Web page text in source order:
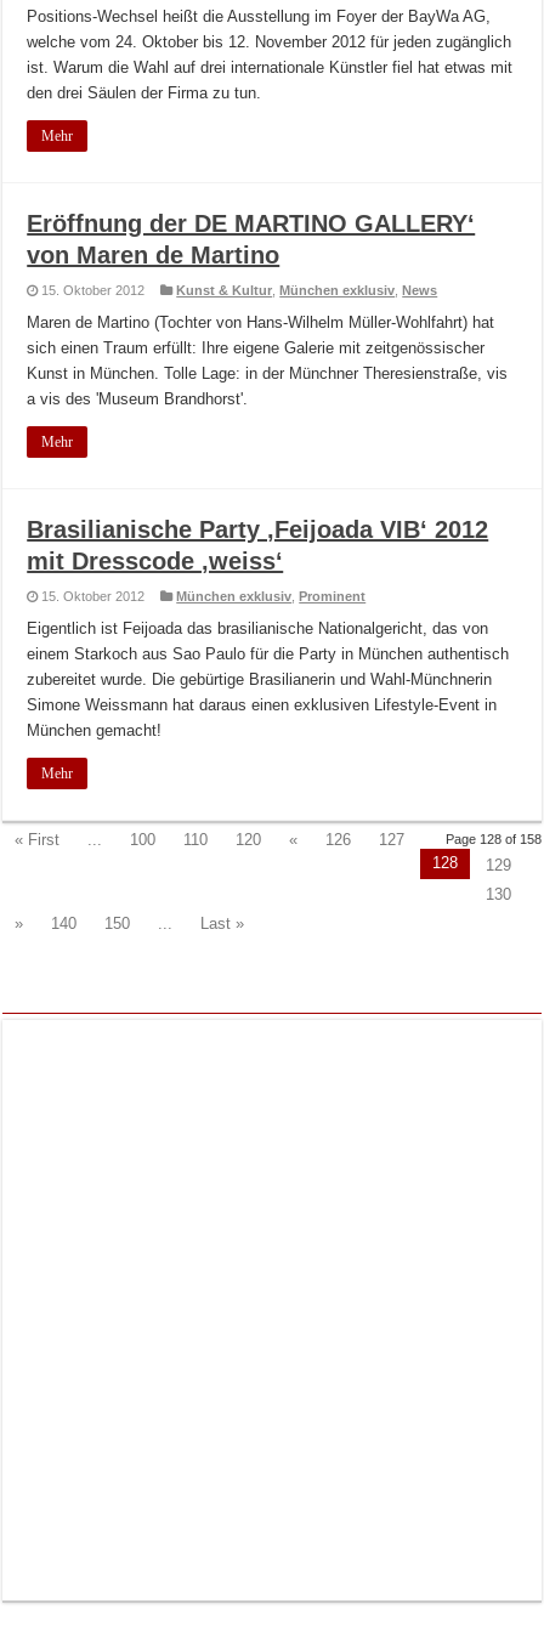
Positions-Wechsel heißt die Ausstellung im Foyer der BayWa AG,
welche vom 24. Oktober bis 12. November 2012 für jeden zugänglich
ist. Warum die Wahl auf drei internationale Künstler fiel hat etwas mit
den drei Säulen der Firma zu tun.
Mehr
Eröffnung der DE MARTINO GALLERY‘
von Maren de Martino
15. Oktober 2012 Kunst & Kultur ,München exklusiv ,News
Maren de Martino (Tochter von Hans-Wilhelm Müller-Wohlfahrt) hat
sich einen Traum erfüllt: Ihre eigene Galerie mit zeitgenössischer
Kunst in München. Tolle Lage: in der Münchner Theresienstraße, vis
a vis des 'Museum Brandhorst'.
Mehr
Brasilianische Party ‚Feijoada VIB‘ 2012
mit Dresscode ‚weiss‘
15. Oktober 2012 München exklusiv ,Prominent
Eigentlich ist Feijoada das brasilianische Nationalgericht, das von
einem Starkoch aus Sao Paulo für die Party in München authentisch
zubereitet wurde. Die gebürtige Brasilianerin und Wahl-Münchnerin
Simone Weissmann hat daraus einen exklusiven Lifestyle-Event in
München gemacht!
Mehr
Page 128 of 158
« First ... 100 110 120 « 126
127
128
129
130
»
140 150 ... Last »